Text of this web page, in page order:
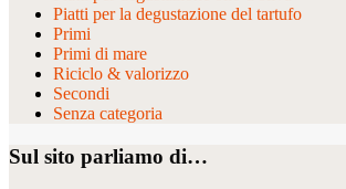
Piatti per la degustazione del tartufo
Primi
Primi di mare
Riciclo & valorizzo
Secondi
Senza categoria
Sul sito parliamo di…